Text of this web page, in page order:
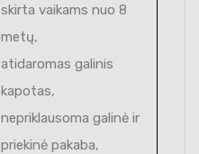
skirta vaikams nuo 8
metų,
atidaromas galinis
kapotas,
nepriklausoma galinė ir
priekinė pakaba,